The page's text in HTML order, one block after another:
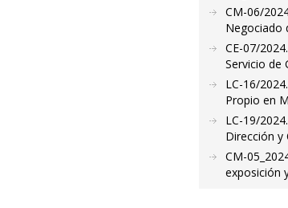
CM-06/
Negociado
CE-07/
Servicio de
LC-16/
Propio en
LC-19/
Dirección y
CM-
exposición